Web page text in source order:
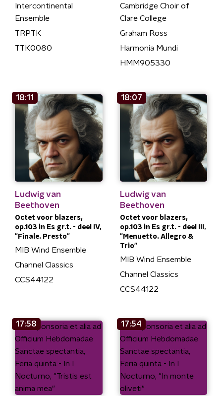
Intercontinental
Ensemble
TRPTK
TTK0080
Cambridge Choir of
Clare College
Graham Ross
Harmonia Mundi
HMM905330
18:11
Ludwig van
Beethoven
Octet voor blazers,
op.103 in Es gr.t. - deel IV,
"Finale. Presto"
MIB Wind Ensemble
Channel Classics
CCS44122
18:07
Ludwig van
Beethoven
Octet voor blazers,
op.103 in Es gr.t. - deel III,
"Menuetto. Allegro &
Trio"
MIB Wind Ensemble
Channel Classics
CCS44122
17:58 17:54